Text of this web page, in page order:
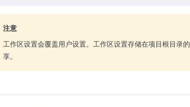
注意
工作区设置会覆盖用户设置。工作区设置存储在项目根目录的
享。